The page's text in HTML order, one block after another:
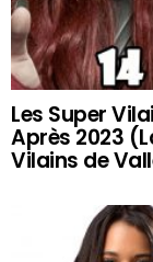
Les Super
Après 2023
Vilains de